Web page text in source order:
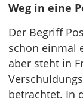
Weg in eine
Der Begriff
schon einmal
aber steht in
betrachtet. In